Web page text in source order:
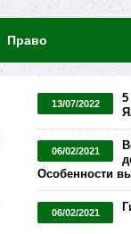
Право
13/07/2022
5
06/02/2021
Особенности
06/02/2021